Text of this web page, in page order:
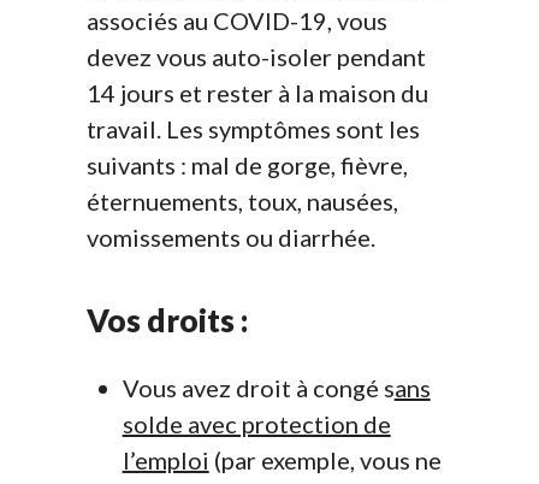
associés au COVID-19, vous
devez vous auto-isoler pendant
14 jours et rester à la maison du
travail. Les symptômes sont les
suivants : mal de gorge, fièvre,
éternuements, toux, nausées,
vomissements ou diarrhée.
Vos droits :
Vous avez droit à congé sans
solde avec protection de
l’emploi (par exemple, vous ne